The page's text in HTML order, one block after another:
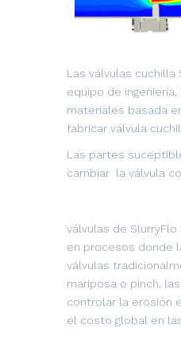
Las válvulas
equipo de
materiales basada
fabricar válvula
Las partes
cambiar la válvula
válvulas de
en procesos donde
válvulas
mariposa o pinch,
controlar la erosión
el costo global en